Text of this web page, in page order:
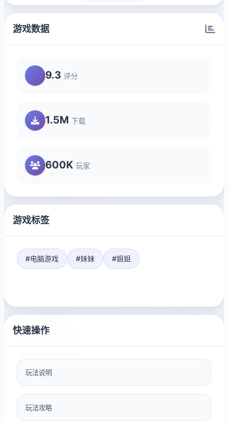
游戏数据
9.3 评分
1.5M 下载
600K 玩家
游戏标签
#电脑游戏 #妹妹 #姐姐
快速操作
玩法说明
玩法攻略